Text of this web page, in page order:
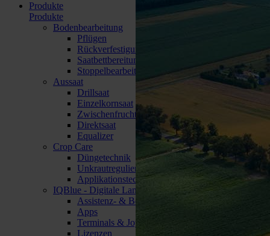
Produkte
Produkte
Bodenbearbeitung
Pflügen
Rückverfestigung
Saatbettbereitung
Stoppelbearbeitung
Aussaat
Drillsaat
Einzelkornsaat
Zwischenfruchtsaat
Direktsaat
Equalizer
Crop Care
Düngetechnik
Unkrautregulierung
Applikationstechnik für Flüssigkeiten
IQBlue - Digitale Landtechnik
Assistenz- & Bediensysteme
Apps
Terminals & Joysticks
Lizenzen